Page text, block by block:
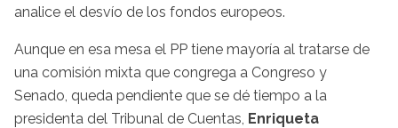
analice el desvío de los fondos europeos.
Aunque en esa mesa el PP tiene mayoría al tratarse de
una comisión mixta que congrega a Congreso y
Senado, queda pendiente que se dé tiempo a la
presidenta del Tribunal de Cuentas, Enriqueta